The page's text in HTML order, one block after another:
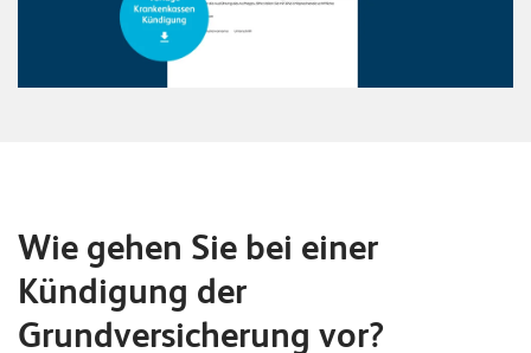
e
e
Wie gehen Sie bei einer
Kündigung der
Grundversicherung vor?